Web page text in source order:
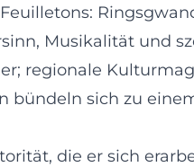
Musikalität und
regionale
bündeln sich zu
die er sich